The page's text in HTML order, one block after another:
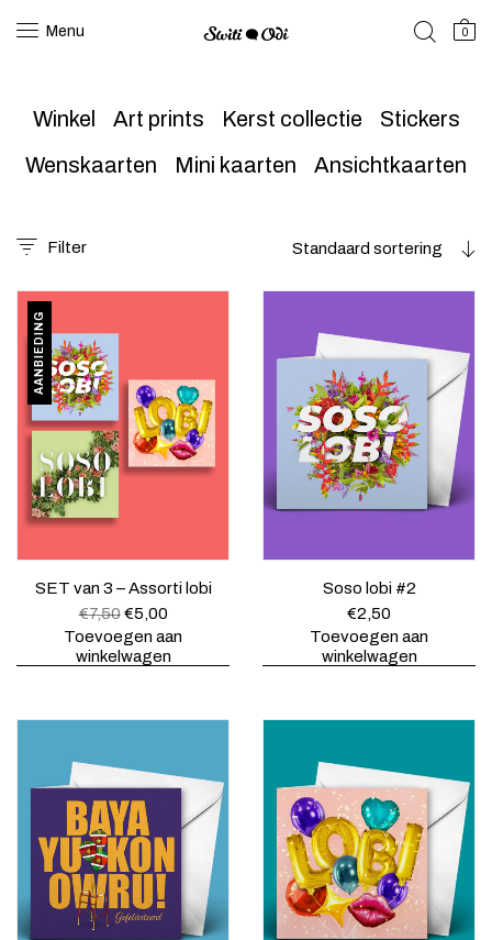
Menu 0
Filter
Winkel Art prints Kerst collectie
Stickers
Wenskaarten
Mini kaarten Ansichtkaarten
Standaard sortering
AANBIEDING
SET van 3 – Assorti lobi
€7,50 O
o
r
s
k
e
l
i
j
k
e
p
r
€5,00H
u
i
d
r
i
i
s
Toevoegen aan
winkelwagen
Soso lobi #2
€2,50
Toevoegen aan
winkelwagen